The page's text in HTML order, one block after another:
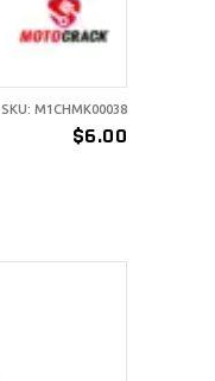
$6.00
SKU: M1CHMK00038